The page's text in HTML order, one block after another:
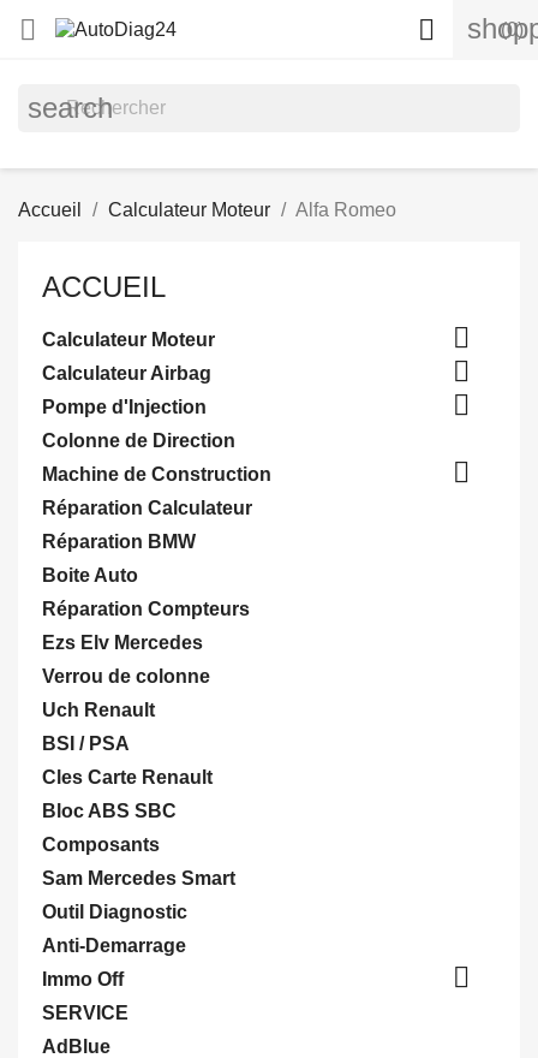
 (0)

search
Accueil Calculateur Moteur Alfa Romeo
ACCUEIL
Calculateur Moteur 
Calculateur Airbag 
Pompe d'Injection 
Colonne de Direction
Machine de Construction

Réparation Calculateur
Réparation BMW
Boite Auto
Réparation Compteurs
Ezs Elv Mercedes
Verrou de colonne
Uch Renault
BSI / PSA
Cles Carte Renault
Bloc ABS SBC
Composants
Sam Mercedes Smart
Outil Diagnostic
Anti-Demarrage
Immo Off

SERVICE
AdBlue